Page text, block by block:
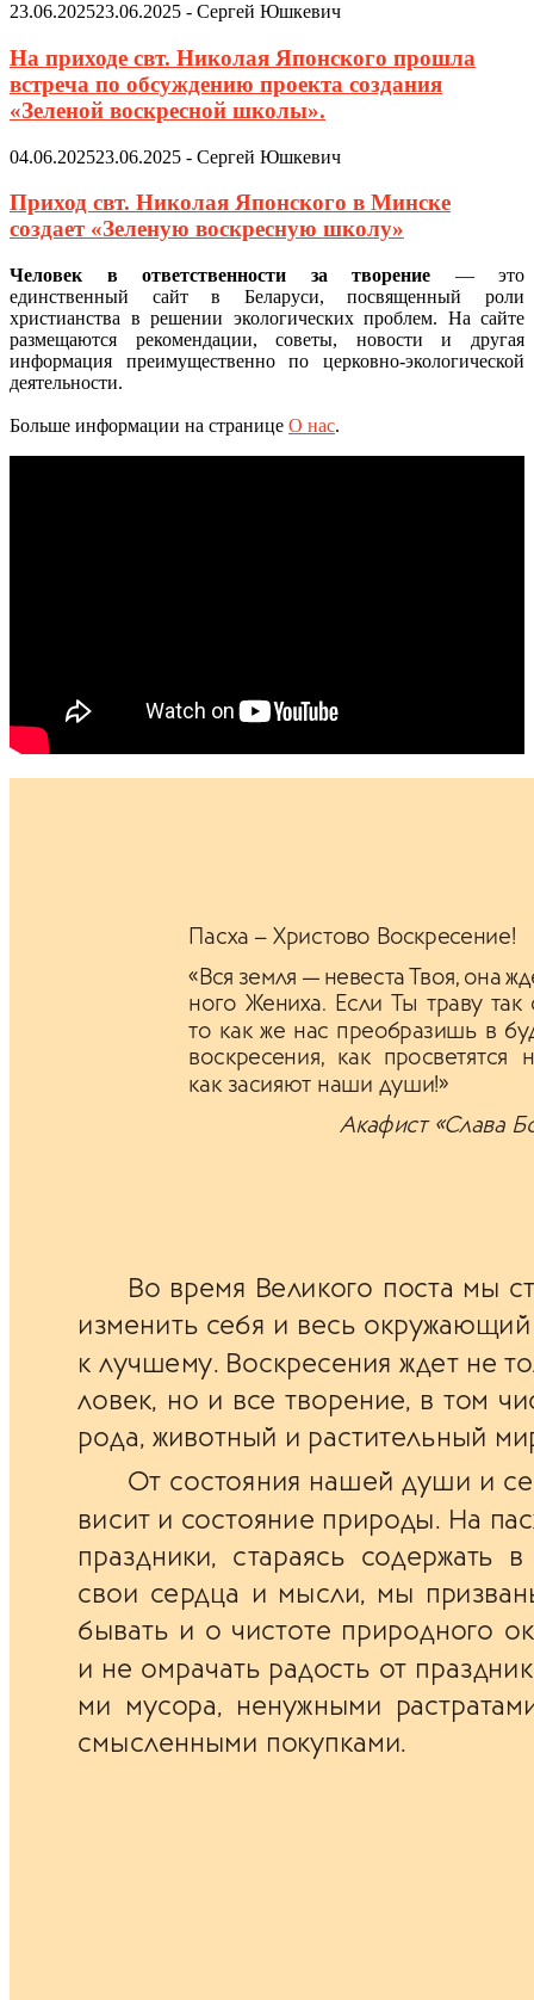
23.06.202523.06.2025 - Сергей Юшкевич
На приходе свт. Николая Японского прошла
встреча по обсуждению проекта создания
«Зеленой воскресной школы».
04.06.202523.06.2025 - Сергей Юшкевич
Приход свт. Николая Японского в Минске
создает «Зеленую воскресную школу»
Человек в ответственности за творение — это
единственный сайт в Беларуси, посвященный роли
христианства в решении экологических проблем. На сайте
размещаются рекомендации, советы, новости и другая
информация преимущественно по церковно-экологической
деятельности.
Больше информации на странице О нас.